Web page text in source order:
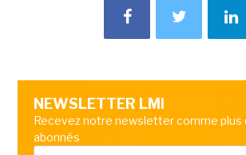
NEWSLETTER LMI
Recevez notre newsletter comme
abonnés